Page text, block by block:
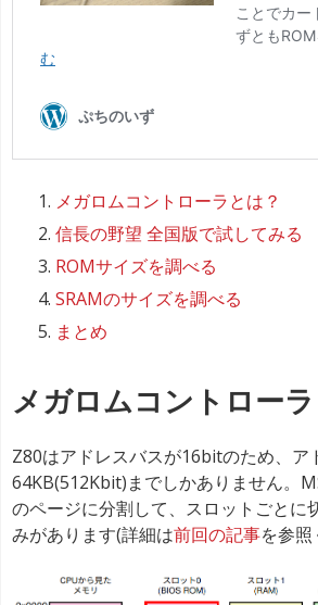
メガロムコントローラとは？
信長の野望 全国版で試してみる
ROMサイズを調べる
SRAMのサイズを調べる
まとめ
メガロムコントロー
Z80はアドレスバスが16bitのため、ア
64KB(512Kbit)までしかありません。
のページに分割して、スロットごとに
みがあります(詳細は前回の記事を参